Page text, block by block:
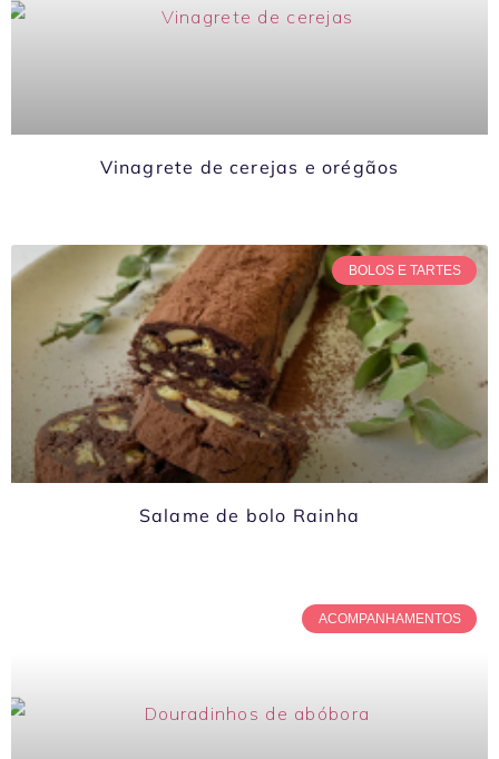
Vinagrete de cerejas e orégãos
BOLOS E TARTES
Salame de bolo Rainha
ACOMPANHAMENTOS